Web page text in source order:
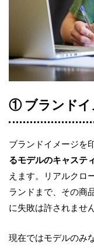
① ブランドイ
ブランドイメージを
るモデルのキャステ
えます。リアルクロ
ランドまで、その商
に失敗は許されません
現在ではモデルのみ